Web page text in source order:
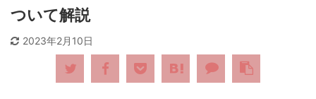
ついて解説
2023年2月10日